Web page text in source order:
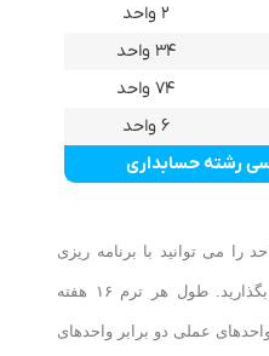
رشته حسابداری
۲ واحد
۳۴ واحد
۷۴ واحد
۶ واحد
داشته باشید که این ۱۳۸ واحد را می توانید با برنامه ریزی
مناسب در طول ۸ ترم پشت سر بگذارید. طول هر ترم ۱۶ هفته
عملی دو برابر واحدهای